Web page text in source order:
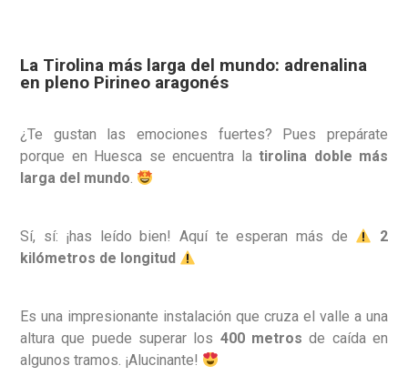
La Tirolina más larga del mundo: adrenalina
en pleno Pirineo aragonés
¿Te gustan las emociones fuertes? Pues prepárate
porque en Huesca se encuentra la tirolina doble más
larga del mundo.
Sí, sí: ¡has leído bien! Aquí te esperan más de
2
kilómetros de longitud
Es una impresionante instalación que cruza el valle a una
altura que puede superar los 400 metros de caída en
algunos tramos. ¡Alucinante!